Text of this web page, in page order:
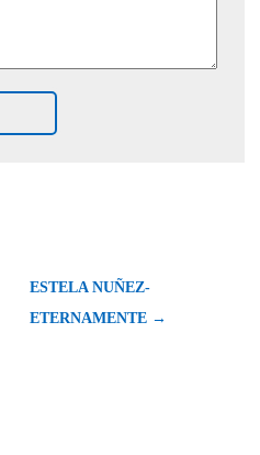
ESTELA NUÑEZ-
ETERNAMENTE →